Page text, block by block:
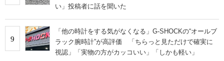
い」投稿者に話を聞いた
9
「他の時計をする気がなくなる」G-SHOCKの“オールブ
ラック腕時計”が高評価 「ちらっと見ただけで確実に
視認」「実物の方がカッコいい」「しかも軽い」